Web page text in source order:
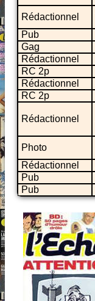
Rédactionnel
Pub
Gag
Rédactionnel
RC 2p
Rédactionnel
RC 2p
Rédactionnel
Photo
Rédactionnel
Pub
Pub